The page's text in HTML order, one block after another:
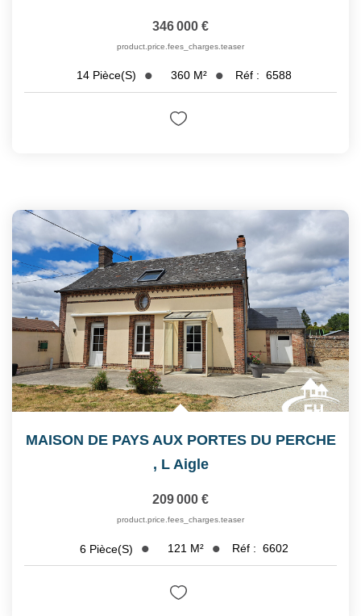
346 000 €
product.price.fees_charges.teaser
14 Pièce(s) 360 M² Réf : 6588
MAISON DE PAYS AUX PORTES DU PERCHE
, L Aigle
209 000 €
product.price.fees_charges.teaser
6 Pièce(s) 121 M² Réf : 6602